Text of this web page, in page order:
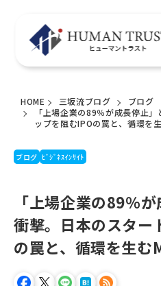
HOME 三坂流ブログ
ブログ
「上場企業の89％が成長停止
ップを阻むIPOの罠と、循環を
ブログ ﾋﾞｼﾞﾈｽｲﾝｻｲﾄ
「上場企業の89％
衝撃。日本のスター
の罠と、循環を生む